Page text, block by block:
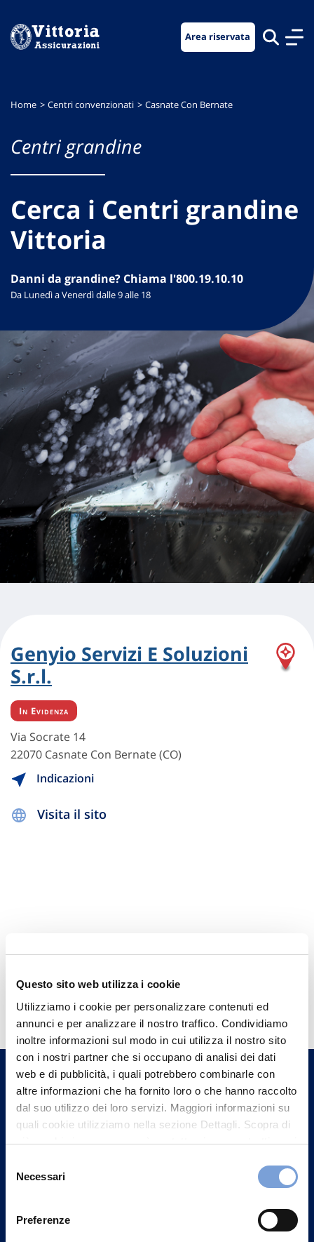
Questo sito web utilizza i cookie
Utilizziamo i cookie per personalizzare contenuti ed
annunci e per analizzare il nostro traffico. Condividiamo
inoltre informazioni sul modo in cui utilizza il nostro sito
con i nostri partner che si occupano di analisi dei dati
web e di pubblicità, i quali potrebbero combinarle con
altre informazioni che ha fornito loro o che hanno raccolto
dal suo utilizzo dei loro servizi. Maggiori informazioni su
quali cookie utilizziamo nella sezione Dettagli. Scopra di
più su chi siamo, come può contattarci e come trattiamo i
può trovare nel footer del sito nella sezione "Informativa
delNecessari
Preferenze
menu
contenuto
footer
Area riservata
Home Centri convenzionati Casnate Con Bernate
Centri grandine
Cerca i Centri grandine
Vittoria
Danni da grandine? Chiama l'800.19.10.10
Da Lunedì a Venerdì dalle 9 alle 18
Genyio Servizi E Soluzioni
S.r.l.
In Evidenza
Via Socrate 14
22070 Casnate Con Bernate (CO)
Indicazioni
Visita il sito
Hai bisogno di
informazioni?
Trova l'Agenzia più vicina a te e parla con
un nostro Agente.
Contattaci